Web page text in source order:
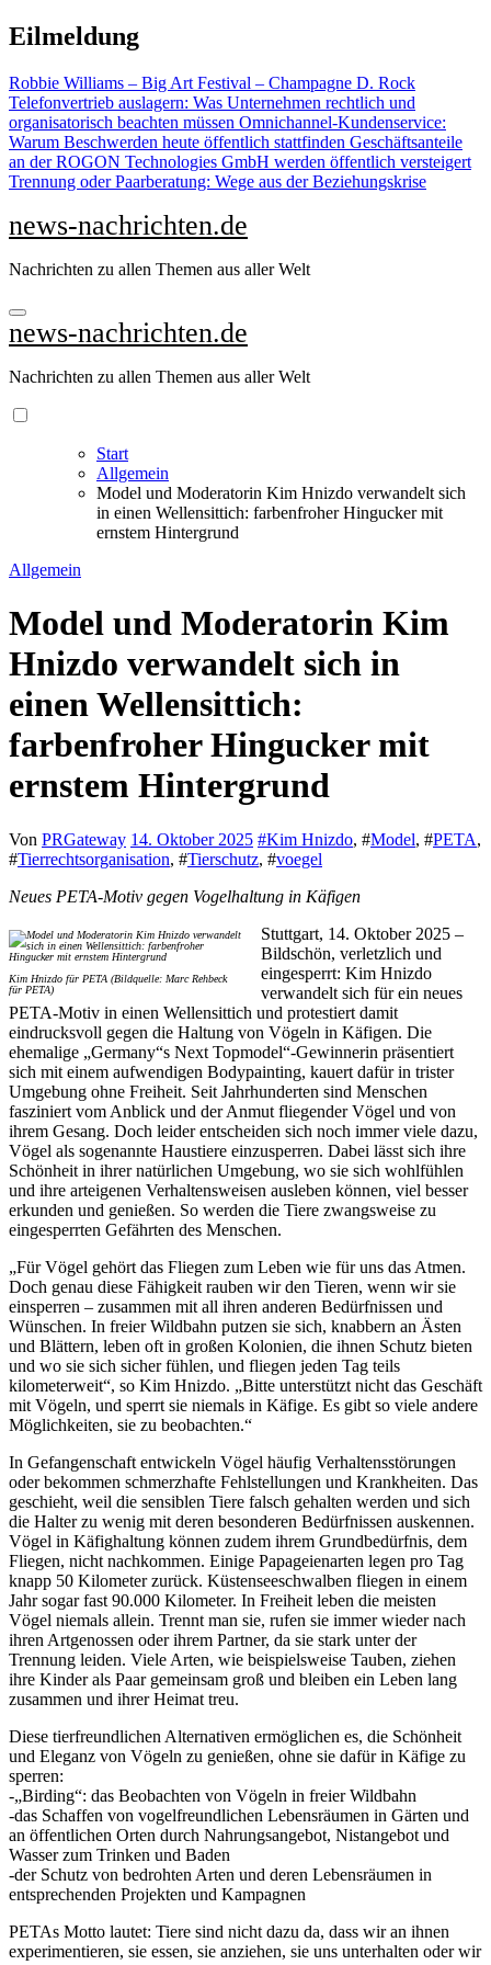
Zu
Inhalten
Eilmeldung
Robbie Williams – Big Art Festival – Champagne D. Rock
Telefonvertrieb auslagern: Was Unternehmen rechtlich und
organisatorisch beachten müssen Omnichannel-Kundenservice:
Warum Beschwerden heute öffentlich stattfinden Geschäftsanteile
an der ROGON Technologies GmbH werden öffentlich versteigert
Trennung oder Paarberatung: Wege aus der Beziehungskrise
news-nachrichten.de
Nachrichten zu allen Themen aus aller Welt
news-nachrichten.de
Nachrichten zu allen Themen aus aller Welt
Start
Allgemein
Model und Moderatorin Kim Hnizdo verwandelt sich
in einen Wellensittich: farbenfroher Hingucker mit
ernstem Hintergrund
Allgemein
Model und Moderatorin Kim
Hnizdo verwandelt sich in
einen Wellensittich:
farbenfroher Hingucker mit
ernstem Hintergrund
Von PRGateway 14. Oktober 2025 #Kim Hnizdo, #Model, #PETA,
#Tierrechtsorganisation, #Tierschutz, #voegel
Neues PETA-Motiv gegen Vogelhaltung in Käfigen
Kim Hnizdo für PETA (Bildquelle: Marc Rehbeck
für PETA)
Stuttgart, 14. Oktober 2025 –
Bildschön, verletzlich und
eingesperrt: Kim Hnizdo
verwandelt sich für ein neues
PETA-Motiv in einen Wellensittich und protestiert damit
eindrucksvoll gegen die Haltung von Vögeln in Käfigen. Die
ehemalige „Germany“s Next Topmodel“-Gewinnerin präsentiert
sich mit einem aufwendigen Bodypainting, kauert dafür in trister
Umgebung ohne Freiheit. Seit Jahrhunderten sind Menschen
fasziniert vom Anblick und der Anmut fliegender Vögel und von
ihrem Gesang. Doch leider entscheiden sich noch immer viele dazu,
Vögel als sogenannte Haustiere einzusperren. Dabei lässt sich ihre
Schönheit in ihrer natürlichen Umgebung, wo sie sich wohlfühlen
und ihre arteigenen Verhaltensweisen ausleben können, viel besser
erkunden und genießen. So werden die Tiere zwangsweise zu
eingesperrten Gefährten des Menschen.
„Für Vögel gehört das Fliegen zum Leben wie für uns das Atmen.
Doch genau diese Fähigkeit rauben wir den Tieren, wenn wir sie
einsperren – zusammen mit all ihren anderen Bedürfnissen und
Wünschen. In freier Wildbahn putzen sie sich, knabbern an Ästen
und Blättern, leben oft in großen Kolonien, die ihnen Schutz bieten
und wo sie sich sicher fühlen, und fliegen jeden Tag teils
kilometerweit“, so Kim Hnizdo. „Bitte unterstützt nicht das Geschäft
mit Vögeln, und sperrt sie niemals in Käfige. Es gibt so viele andere
Möglichkeiten, sie zu beobachten.“
In Gefangenschaft entwickeln Vögel häufig Verhaltensstörungen
oder bekommen schmerzhafte Fehlstellungen und Krankheiten. Das
geschieht, weil die sensiblen Tiere falsch gehalten werden und sich
die Halter zu wenig mit deren besonderen Bedürfnissen auskennen.
Vögel in Käfighaltung können zudem ihrem Grundbedürfnis, dem
Fliegen, nicht nachkommen. Einige Papageienarten legen pro Tag
knapp 50 Kilometer zurück. Küstenseeschwalben fliegen in einem
Jahr sogar fast 90.000 Kilometer. In Freiheit leben die meisten
Vögel niemals allein. Trennt man sie, rufen sie immer wieder nach
ihren Artgenossen oder ihrem Partner, da sie stark unter der
Trennung leiden. Viele Arten, wie beispielsweise Tauben, ziehen
ihre Kinder als Paar gemeinsam groß und bleiben ein Leben lang
zusammen und ihrer Heimat treu.
Diese tierfreundlichen Alternativen ermöglichen es, die Schönheit
und Eleganz von Vögeln zu genießen, ohne sie dafür in Käfige zu
sperren:
-„Birding“: das Beobachten von Vögeln in freier Wildbahn
-das Schaffen von vogelfreundlichen Lebensräumen in Gärten und
an öffentlichen Orten durch Nahrungsangebot, Nistangebot und
Wasser zum Trinken und Baden
-der Schutz von bedrohten Arten und deren Lebensräumen in
entsprechenden Projekten und Kampagnen
PETAs Motto lautet: Tiere sind nicht dazu da, dass wir an ihnen
experimentieren, sie essen, sie anziehen, sie uns unterhalten oder wir